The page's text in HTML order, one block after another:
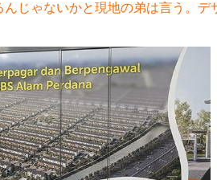
んじゃないかと現地の弟は言う。